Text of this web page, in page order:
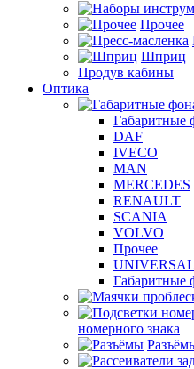
Прочее
Шприц
Продув кабины
Оптика
Габаритные
DAF
IVECO
MAN
MERCEDES
RENAULT
SCANIA
VOLVO
Прочее
UNIVERSAL
Габаритные
номерного знака